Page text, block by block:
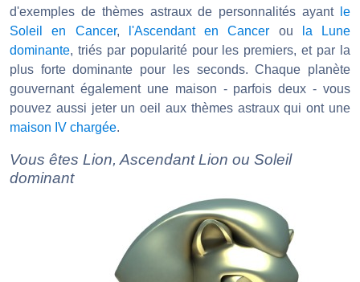
d'exemples de thèmes astraux de personnalités ayant
le
Soleil en Cancer, l'Ascendant en Cancer ou
la Lune
dominante, triés par popularité pour les premiers, et par la
plus forte dominante pour les seconds. Chaque planète
gouvernant également une maison - parfois deux - vous
pouvez aussi jeter un oeil aux thèmes astraux qui ont une
maison IV chargée.
Vous êtes Lion, Ascendant Lion ou Soleil
dominant